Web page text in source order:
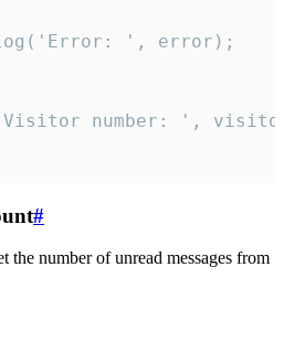
', error);
number: ',
#
the number of unread messages from